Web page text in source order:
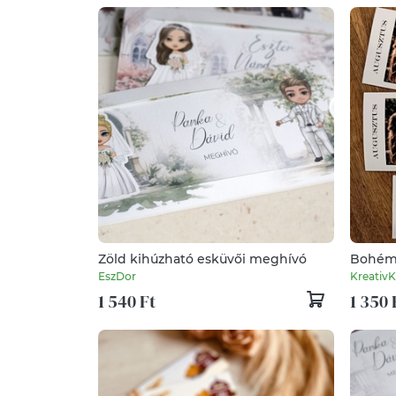
Zöld kihúzható esküvői meghívó
EszDor
1 540 Ft 1 350